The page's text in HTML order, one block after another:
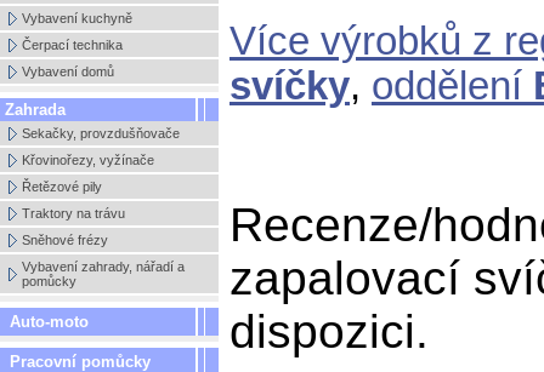
Vybavení kuchyně
Čerpací technika
Vybavení domů
Zahrada
Sekačky, provzdušňovače
Křovinořezy, vyžínače
Řetězové pily
Traktory na trávu
Sněhové frézy
Vybavení zahrady, nářadí a
pomůcky
Auto-moto
Pracovní pomůcky
Více výrobků z
svíčky, oddělení
Recenze/
zapalovací
dispozici.